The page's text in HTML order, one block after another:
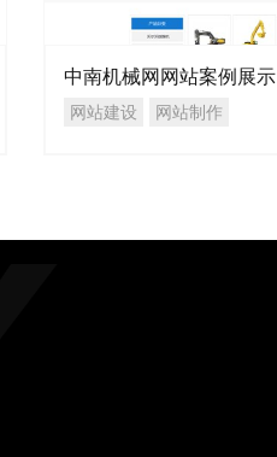
中南机械网网站案例展示
网站建设 网站制作